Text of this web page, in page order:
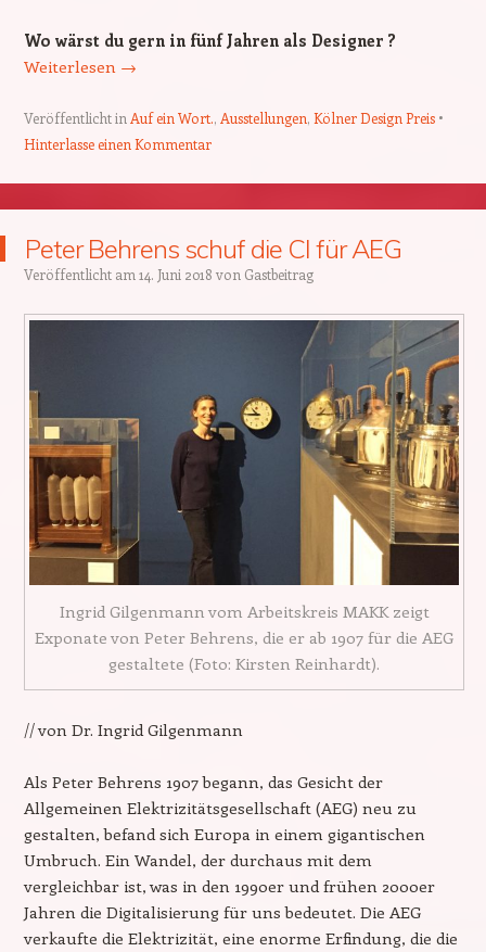
Wo wärst du gern in fünf Jahren als Designer ?
Weiterlesen →
Veröffentlicht in Auf ein Wort., Ausstellungen, Kölner Design Preis
Hinterlasse einen Kommentar
Peter Behrens schuf die CI für AEG
Veröffentlicht am 14. Juni 2018 von Gastbeitrag
Ingrid Gilgenmann vom Arbeitskreis MAKK zeigt
Exponate von Peter Behrens, die er ab 1907 für die AEG
gestaltete (Foto: Kirsten Reinhardt).
// von Dr. Ingrid Gilgenmann
Als Peter Behrens 1907 begann, das Gesicht der
Allgemeinen Elektrizitätsgesellschaft (AEG) neu zu
gestalten, befand sich Europa in einem gigantischen
Umbruch. Ein Wandel, der durchaus mit dem
vergleichbar ist, was in den 1990er und frühen 2000er
Jahren die Digitalisierung für uns bedeutet. Die AEG
verkaufte die Elektrizität, eine enorme Erfindung, die die